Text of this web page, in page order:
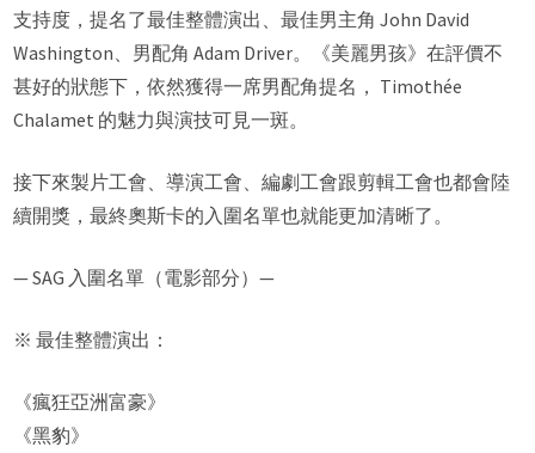
支持度，提名了最佳整體演出、最佳男主角 John David
Washington、男配角 Adam Driver。《美麗男孩》在評價不
甚好的狀態下，依然獲得一席男配角提名， Timothée
Chalamet 的魅力與演技可見一斑。
接下來製片工會、導演工會、編劇工會跟剪輯工會也都會陸
續開獎，最終奧斯卡的入圍名單也就能更加清晰了。
— SAG 入圍名單（電影部分）—
※ 最佳整體演出：
《瘋狂亞洲富豪》
《黑豹》